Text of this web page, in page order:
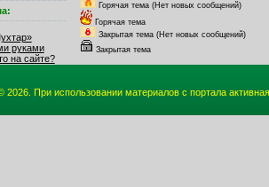
руками
на сайте?
Горячая тема (Нет новых сообщений)
Горячая тема
Закрытая тема (Нет новых сообщений)
Закрытая тема
2026. При использовании материалов с портала